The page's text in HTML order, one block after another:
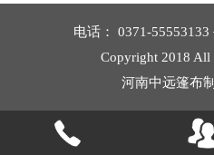
电话： 0371-
Copyright 2018 All
河南中远篷布